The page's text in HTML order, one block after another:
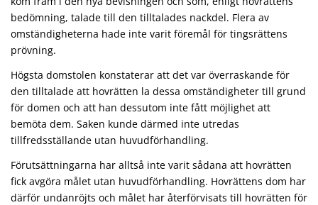
bedömning, talade till den tilltalades nackdel. Flera av
omständigheterna hade inte varit föremål för tingsrättens
prövning.
Högsta domstolen konstaterar att det var överraskande för
den tilltalade att hovrätten la dessa omständigheter till grund
för domen och att han dessutom inte fått möjlighet att
bemöta dem. Saken kunde därmed inte utredas
tillfredsställande utan huvudförhandling.
Förutsättningarna har alltså inte varit sådana att hovrätten
fick avgöra målet utan huvudförhandling. Hovrättens dom har
därför undanröjts och målet har återförvisats till hovrätten för